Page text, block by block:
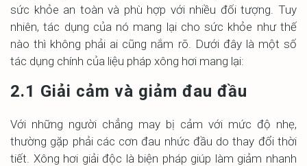
sức khỏe an toàn và phù hợp với nhiều đối tượng. Tuy
nhiên, tác dụng của nó mang lại cho sức khỏe như thế
nào thì không phải ai cũng nắm rõ. Dưới đây là một số
tác dụng chính của liệu pháp xông hơi mang lại:
2.1 Giải cảm và giảm đau đầu
Với những người chẳng may bị cảm với mức độ nhẹ,
thường gặp phải các cơn đau nhức đầu do thay đổi thời
tiết. Xông hơi giải độc là biện pháp giúp làm giảm nhanh